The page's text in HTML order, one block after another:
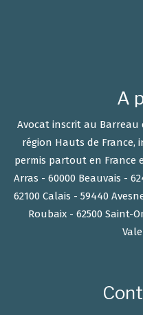
A
Avocat inscrit au
région Hauts de
permis partout en France
Arras - 60000 Beauvais -
62100 Calais - 59440
Roubaix - 62500 Saint-